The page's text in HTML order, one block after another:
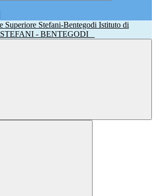
Istituto di
STEFANI - BENTEGODI